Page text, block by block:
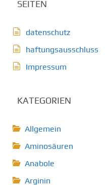
SEITEN
datenschutz
haftungsausschluss
Impressum
KATEGORIEN
Allgemein
Aminosäuren
Anabole
Arginin